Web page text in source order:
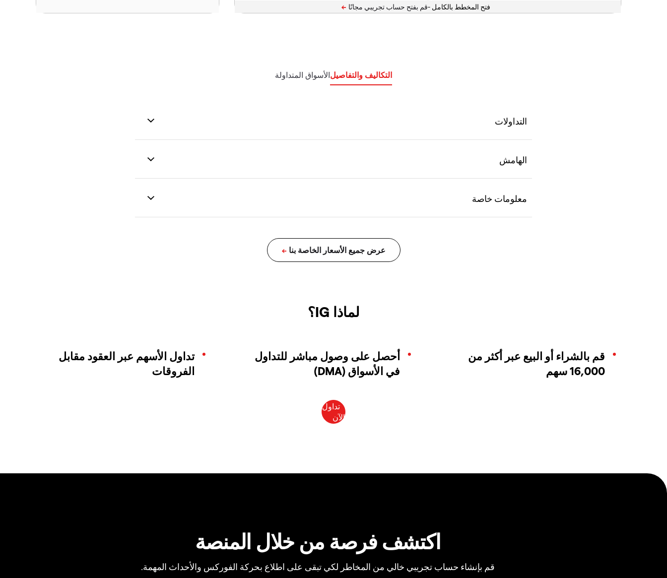
فتح المخطط بالكامل -
التكاليف والتفاصيلالأسواق المتداولة
لماذا IG؟
قم بالشراء أو البيع عبر أكثر من
16,000 سهم
أحصل على وصول مباشر للتداول
في الأسواق (DMA)
تداول الأسهم عبر العقود مقابل
الفروقات
اكتشف فرصة من خلال المنصة
قم بإنشاء حساب تجريبي خالي من المخاطر لكي تبقى على اطلاع بحركة الفوركس والأحداث المهمة.